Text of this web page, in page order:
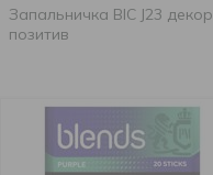
Запальничка BIC J23 декор
позитив